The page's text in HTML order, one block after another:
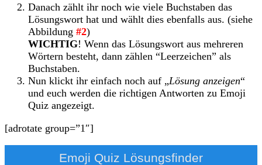
Danach zählt ihr noch wie viele Buchstaben das
Lösungswort hat und wählt dies ebenfalls aus. (siehe
Abbildung #2)
WICHTIG! Wenn das Lösungswort aus mehreren
Wörtern besteht, dann zählen “Leerzeichen” als
Buchstaben.
Nun klickt ihr einfach noch auf „Lösung anzeigen“
und euch werden die richtigen Antworten zu Emoji
Quiz angezeigt.
[adrotate group=”1″]
Emoji Quiz Lösungsfinder